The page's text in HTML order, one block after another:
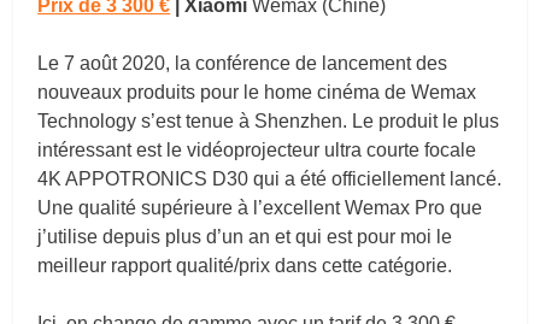
Prix de 3 300 € |Xiaomi Wemax (Chine)
Le 7 août 2020, la conférence de lancement des
nouveaux produits pour le home cinéma de Wemax
Technology s’est tenue à Shenzhen. Le produit le plus
intéressant est le vidéoprojecteur ultra courte focale
4K APPOTRONICS D30 qui a été officiellement lancé.
Une qualité supérieure à l’excellent Wemax Pro que
j’utilise depuis plus d’un an et qui est pour moi le
meilleur rapport qualité/prix dans cette catégorie.